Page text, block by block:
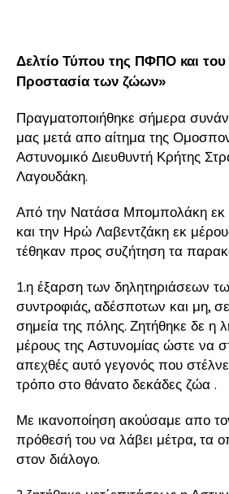
Δελτίο Τύπου της ΠΦΠΟ και
Προστασία των ζώων»
Πραγματοποιήθηκε σήμερα
μας μετά απο αίτημα της
Αστυνομικό Διευθυντή Κρήτης
Λαγουδάκη.
Από την Νατάσα Μπομπολάκη
και την Ηρώ Λαβεντζάκη εκ
τέθηκαν προς συζήτηση τα
1.η έξαρση των δηλητηριάσεων
συντροφιάς, αδέσποτων και μη,
σημεία της πόλης. Ζητήθηκε δε η
μέρους της Αστυνομίας ώστε να
απεχθές αυτό γεγονός που
τρόπο στο θάνατο δεκάδες ζώα .
Με ικανοποίηση ακούσαμε απο
πρόθεσή του να λάβει μέτρα, τα
στον διάλογο.